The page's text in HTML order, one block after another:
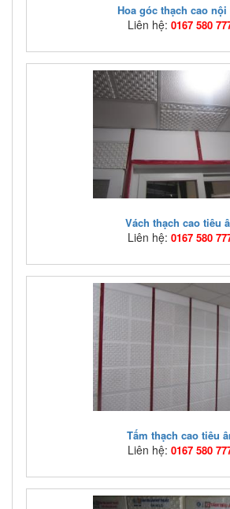
Hoa góc thạch cao nội
Liên hệ: 0167 580
HVTC01
Liên hệ: 0167 580 7777
Hoa góc thạch cao phù hợp với không
hướng cổ điển và thậm chí với cả
Vách thạch cao tiêu
Liên hệ: 0167 580
TCTA02
Liên hệ: 0167 580 7777
Vách thạch cao tiêu âm ASIA Việt Nam
Tấm thạch cao tiêu
Liên hệ: 0167 580
TCTA01